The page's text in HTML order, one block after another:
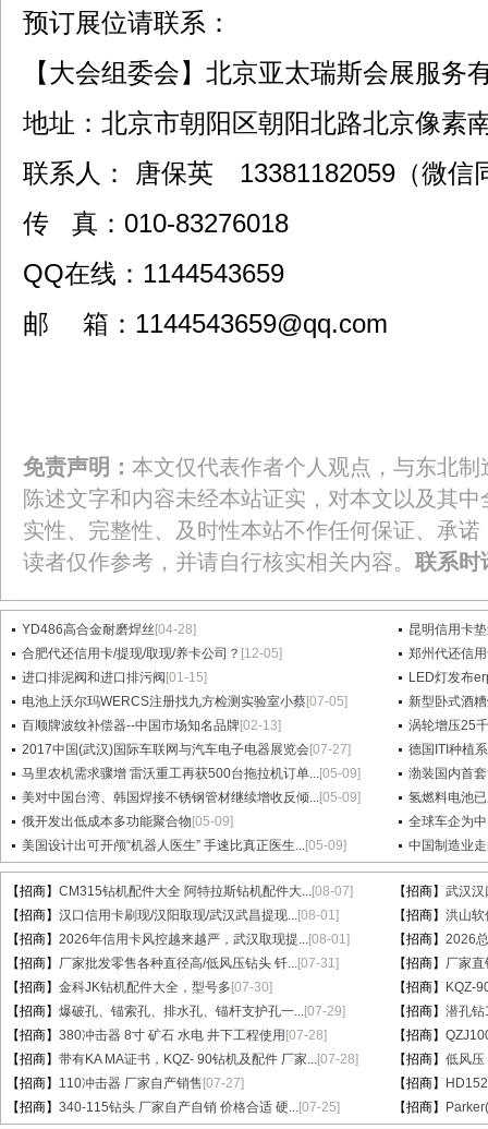
预订展位请联系：
【大会组委会】北京亚太瑞斯会展服务
地址：北京市朝阳区朝阳北路北京像素
联系人： 唐保英 13381182059（微信
传 真：010-83276018
QQ在线：1144543659
邮 箱：1144543659@qq.com
免责声明： 本文仅代表作者个人观点，与东北
陈述文字和内容未经本站证实，对本文以及其
实性、完整性、及时性本站不作任何保证、承
读者仅作参考，并请自行核实相关内容。 联系时
YD486高合金耐磨焊丝 [04-28]
昆明信用卡
合肥代还信用卡/提现/取现/养卡公司？ [12-05]
郑州代还信
进口排泥阀和进口排污阀 [01-15]
LED灯发布
电池上沃尔玛WERCS注册找九方检测实验室小蔡[07-05]
新型卧式酒
百顺牌波纹补偿器--中国市场知名品牌[02-13]
涡轮增压25
2017中国(武汉)国际车联网与汽车电子电器展览会[07-27]
德国ITI种植
马里农机需求骤增 雷沃重工再获500台拖拉机订单...[05-09]
渤装国内首
美对中国台湾、韩国焊接不锈钢管材继续增收反倾...[05-09]
氢燃料电池
俄开发出低成本多功能聚合物 [05-09]
全球车企为
美国设计出可开颅“机器人医生” 手速比真正医生...[05-09] 中国制造业
【招商】 CM315钻机配件大全 阿特拉斯钻机配件大...[08-07] 【招商】 武汉汉
【招商】 汉口信用卡刷现/汉阳取现/武汉武昌提现...[08-01] 【招商】 洪山
【招商】 2026年信用卡风控越来越严，武汉取现提...[08-01] 【招商】 2026
【招商】 厂家批发零售各种直径高/低风压钻头 钎...[07-31] 【招商】 厂家
【招商】 金科JK钻机配件大全，型号多 [07-30] 【招商】
KQZ-
【招商】 爆破孔、锚索孔、排水孔、锚杆支护孔一...[07-29] 【招商】 潜孔钻
【招商】 380冲击器 8寸 矿石 水电 井下工程使用 [07-28] 【招商】
【招商】 带有KA MA证书，KQZ- 90钻机及配件 厂家...[07-28] 【招商】 低风压
【招商】 110冲击器 厂家自产销售 [07-27] 【招商】
【招商】 340-115钻头 厂家自产自销 价格合适 硬...[07-25] 【招商】